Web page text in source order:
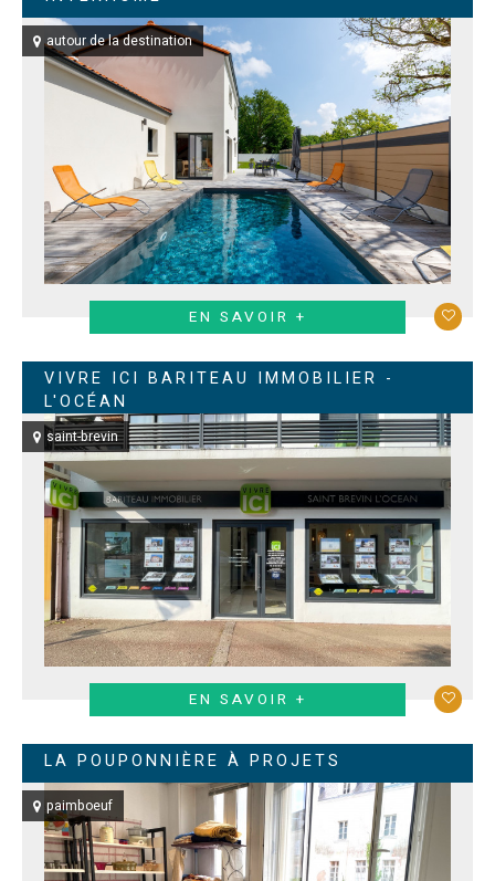
autour de la destination
EN SAVOIR +
VIVRE ICI BARITEAU IMMOBILIER -
L'OCÉAN
saint-brevin
EN SAVOIR +
LA POUPONNIÈRE À PROJETS
paimboeuf